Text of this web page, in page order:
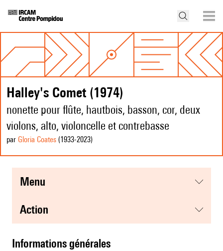
Halley's Comet (1974)
nonette pour flûte, hautbois, basson, cor, deux
violons, alto, violoncelle et contrebasse
par Gloria Coates (1933-2023)
menu
action
informations générales